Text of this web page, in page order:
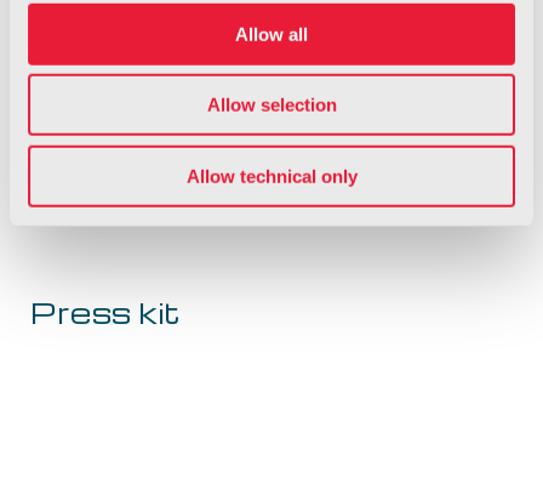
Allow all
Allow selection
Allow technical only
Showroom Italdesign / Pechino, dal 25
aprile al 4 maggio 2024, New China
International Exhibition Center Tianzhu,
Pechino (New CIEC) Area: W1-W, stand
Italdesign W1-W05
Press kit